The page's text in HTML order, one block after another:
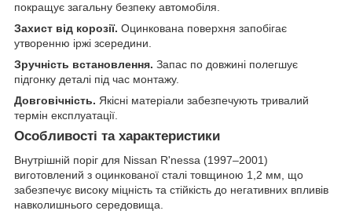
покращує загальну безпеку автомобіля.
Захист від корозії. Оцинкована поверхня запобігає
утворенню іржі зсередини.
Зручність встановлення. Запас по довжині полегшує
підгонку деталі під час монтажу.
Довговічність. Якісні матеріали забезпечують тривалий
термін експлуатації.
Особливості та характеристики
Внутрішній поріг для Nissan R'nessa (1997–2001)
виготовлений з оцинкованої сталі товщиною 1,2 мм, що
забезпечує високу міцність та стійкість до негативних впливів
навколишнього середовища.